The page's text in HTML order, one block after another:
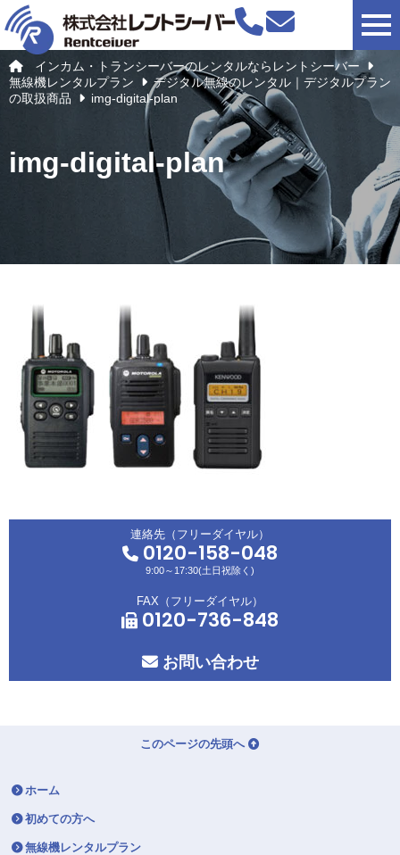
インカム・トランシーバーのレンタルならレントシーバー
無線機レンタルプラン
デジタル無線のレンタル｜デジタルプラン
の取扱商品
img-digital-plan
img-digital-plan
連絡先（フリーダイヤル）
0120-158-048
9:00～17:30(土日祝除く)
FAX（フリーダイヤル）
0120-736-848
お問い合わせ
このページの先頭へ
ホーム
初めての方へ
無線機レンタルプラン